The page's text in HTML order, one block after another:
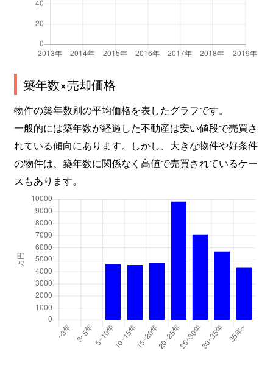
築年数×売却価格
物件の築年数別の平均価格を表したグラフです。
一般的には築年数が経過した不動産は安い値段で売買さ
れている傾向にあります。しかし、大きな物件や好条件
の物件は、築年数に関係なく高値で売買されているケー
スもあります。